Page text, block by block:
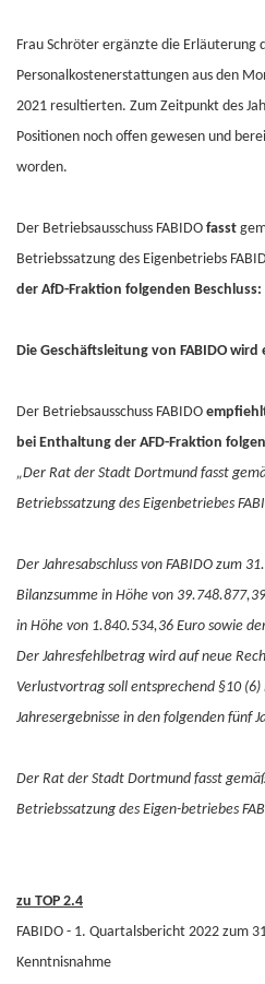
Frau Schröter ergänzte die Erläuterung
Personalkostenerstattungen aus den
2021 resultierten. Zum Zeitpunkt des
Positionen noch offen gewesen und
worden.
Der Betriebsausschuss FABIDO fasst
Betriebssatzung des Eigenbetriebs
der AfD-Fraktion folgenden Beschluss:
Die Geschäftsleitung von FABIDO wird
Der Betriebsausschuss FABIDO
bei Enthaltung der AFD-Fraktion
„Der Rat der Stadt Dortmund fasst
Betriebssatzung des Eigenbetriebes
Der Jahresabschluss von FABIDO zum
Bilanzsumme in Höhe von
in Höhe von 1.840.534,36 Euro sowie
Der Jahresfehlbetrag wird auf neue
Verlustvortrag soll entsprechend §10 (6)
Jahresergebnisse in den folgenden fünf
Der Rat der Stadt Dortmund fasst
Betriebssatzung des Eigen-betriebes
zu TOP 2.4
FABIDO - 1. Quartalsbericht 2022 zum
Kenntnisnahme